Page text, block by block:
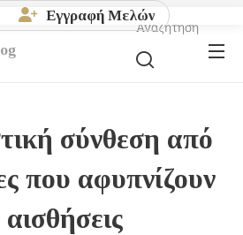
Εγγραφή Μελών
Αναζήτηση
σύνθεση από
που αφυπνίζουν
αισθήσεις